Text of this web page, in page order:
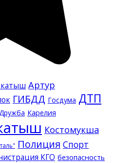
Артур
ГИБДД Госдума ДТП
Карелия
Костомукша
Полиция Спорт
КГО безопасность